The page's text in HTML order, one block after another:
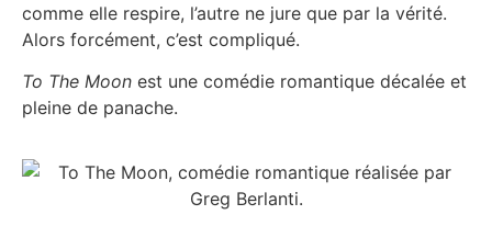
comme elle respire, l’autre ne jure que par la vérité.
Alors forcément, c’est compliqué.
To The Moon est une comédie romantique décalée et
pleine de panache.